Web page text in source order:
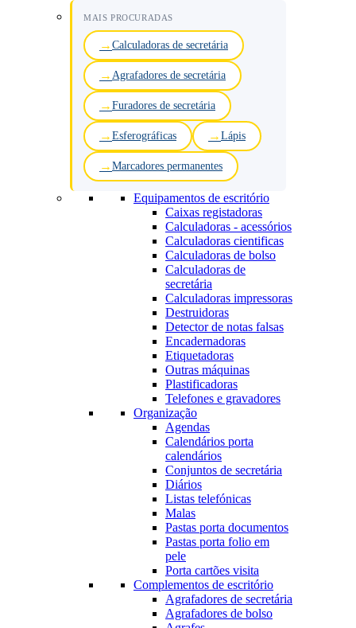
MAIS PROCURADAS
Calculadoras de secretária
Agrafadores de secretária
Furadores de secretária
Esferográficas Lápis
Marcadores permanentes
Equipamentos de escritório
Caixas registadoras
Calculadoras - acessórios
Calculadoras cientificas
Calculadoras de bolso
Calculadoras de
secretária
Calculadoras impressoras
Destruidoras
Detector de notas falsas
Encadernadoras
Etiquetadoras
Outras máquinas
Plastificadoras
Telefones e gravadores
Organização
Agendas
Calendários porta
calendários
Conjuntos de secretária
Diários
Listas telefónicas
Malas
Pastas porta documentos
Pastas porta folio em
pele
Porta cartões visita
Complementos de escritório
Agrafadores de secretária
Agrafadores de bolso